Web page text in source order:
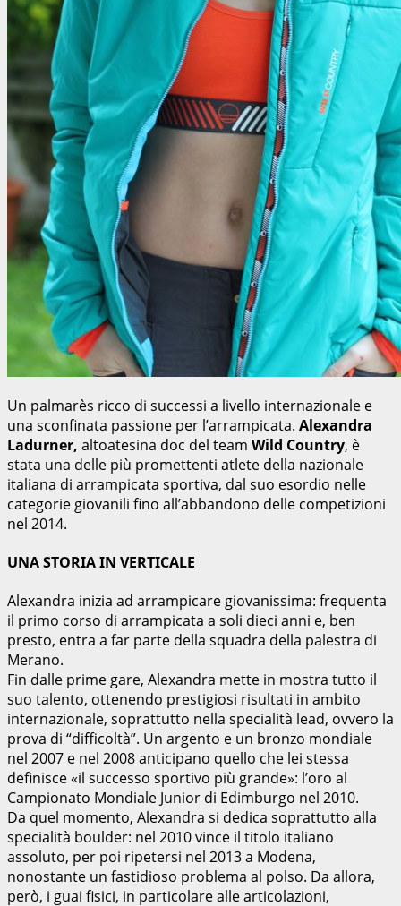
Un palmarès ricco di successi a livello internazionale e
una sconfinata passione per l’arrampicata. Alexandra
Ladurner, altoatesina doc del team Wild Country, è
stata una delle più promettenti atlete della nazionale
italiana di arrampicata sportiva, dal suo esordio nelle
categorie giovanili fino all’abbandono delle competizioni
nel 2014.
UNA STORIA IN VERTICALE
Alexandra inizia ad arrampicare giovanissima: frequenta
il primo corso di arrampicata a soli dieci anni e, ben
presto, entra a far parte della squadra della palestra di
Merano.
Fin dalle prime gare, Alexandra mette in mostra tutto il
suo talento, ottenendo prestigiosi risultati in ambito
internazionale, soprattutto nella specialità lead, ovvero la
prova di “difficoltà”. Un argento e un bronzo mondiale
nel 2007 e nel 2008 anticipano quello che lei stessa
definisce «il successo sportivo più grande»: l’oro al
Campionato Mondiale Junior di Edimburgo nel 2010.
Da quel momento, Alexandra si dedica soprattutto alla
specialità boulder: nel 2010 vince il titolo italiano
assoluto, per poi ripetersi nel 2013 a Modena,
nonostante un fastidioso problema al polso. Da allora,
però, i guai fisici, in particolare alle articolazioni,